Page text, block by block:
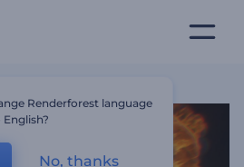
Renderforest language
English?
No, thanks